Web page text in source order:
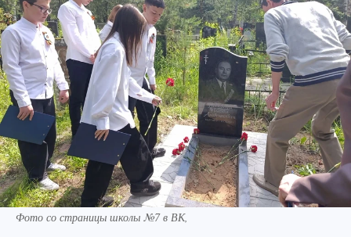
Фото со страницы школы №7 в ВК,